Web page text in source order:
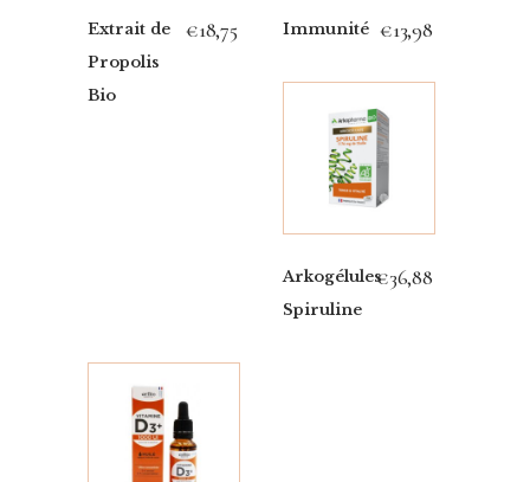
Extrait de
Propolis
Bio
€18,75 Immunité €13,98
Arkogélules
Spiruline
€36,88